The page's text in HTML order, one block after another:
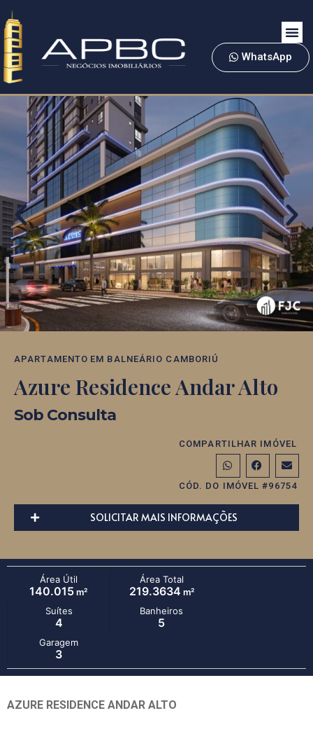
WhatsApp
APARTAMENTO EM BALNEÁRIO CAMBORIÚ
Azure Residence Andar Alto
Sob Consulta
COMPARTILHAR IMÓVEL
CÓD. DO IMÓVEL #96754
SOLICITAR MAIS INFORMAÇÕES
Área Útil
140.015 m²
Área Total
219.3634 m²
Suítes
4
Banheiros
5
Garagem
3
AZURE RESIDENCE ANDAR ALTO